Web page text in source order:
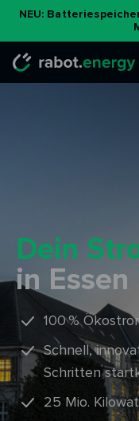
NEU:
Dein
in Essen
100 %
Schnell,
Schritten
25 Mio.
Zum